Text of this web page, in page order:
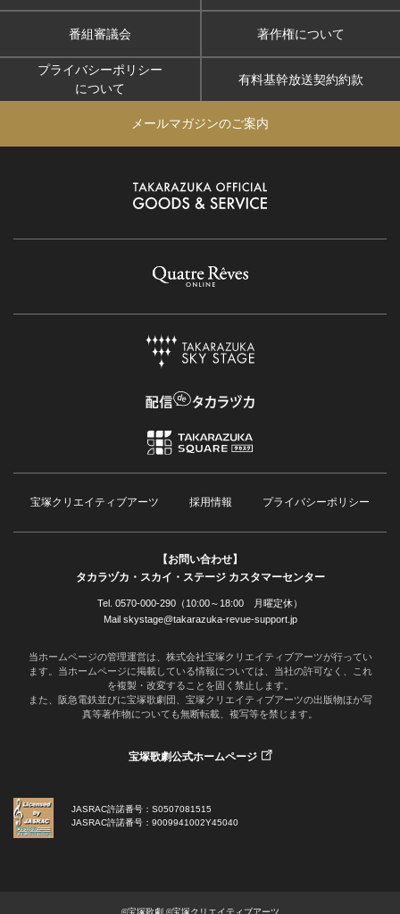
番組審議会 著作権について
プライバシーポリシー
について
有料基幹放送契約約款
メールマガジンのご案内
宝塚クリエイティブアーツ 採用情報 プライバシーポリシー
【お問い合わせ】
タカラヅカ・スカイ・ステージ カスタマーセンター
Tel. 0570-000-290（10:00～18:00 月曜定休）
Mail skystage@takarazuka-revue-support.jp
当ホームページの管理運営は、株式会社宝塚クリエイティブアーツが行ってい
ます。当ホームページに掲載している情報については、当社の許可なく、これ
を複製・改変することを固く禁止します。
また、阪急電鉄並びに宝塚歌劇団、宝塚クリエイティブアーツの出版物ほか写
真等著作物についても無断転載、複写等を禁じます。
宝塚歌劇公式ホームページ
JASRAC許諾番号：S0507081515
JASRAC許諾番号：9009941002Y45040
©宝塚歌劇 ©宝塚クリエイティブアーツ